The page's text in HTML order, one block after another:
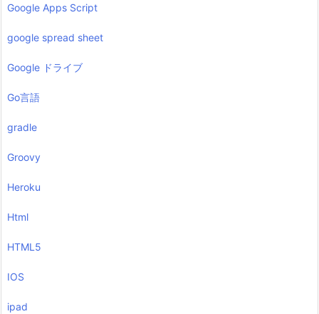
Google Apps Script
google spread sheet
Google ドライブ
Go言語
gradle
Groovy
Heroku
Html
HTML5
IOS
ipad